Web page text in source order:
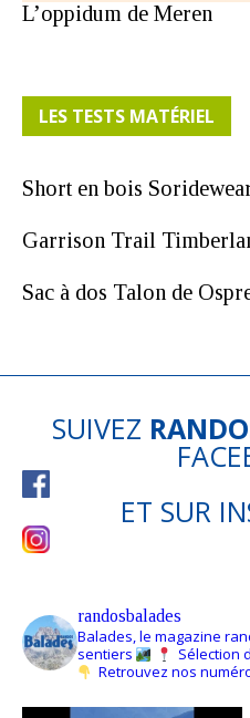
L’oppidum de Meren
LES TESTS MATÉRIEL
Short en bois
Garrison Trail
Sac à dos Talon de
SUIVEZ
ET SUR
randosbalades
Balades, le magazine
sentiers
Sélection
Retrouvez nos